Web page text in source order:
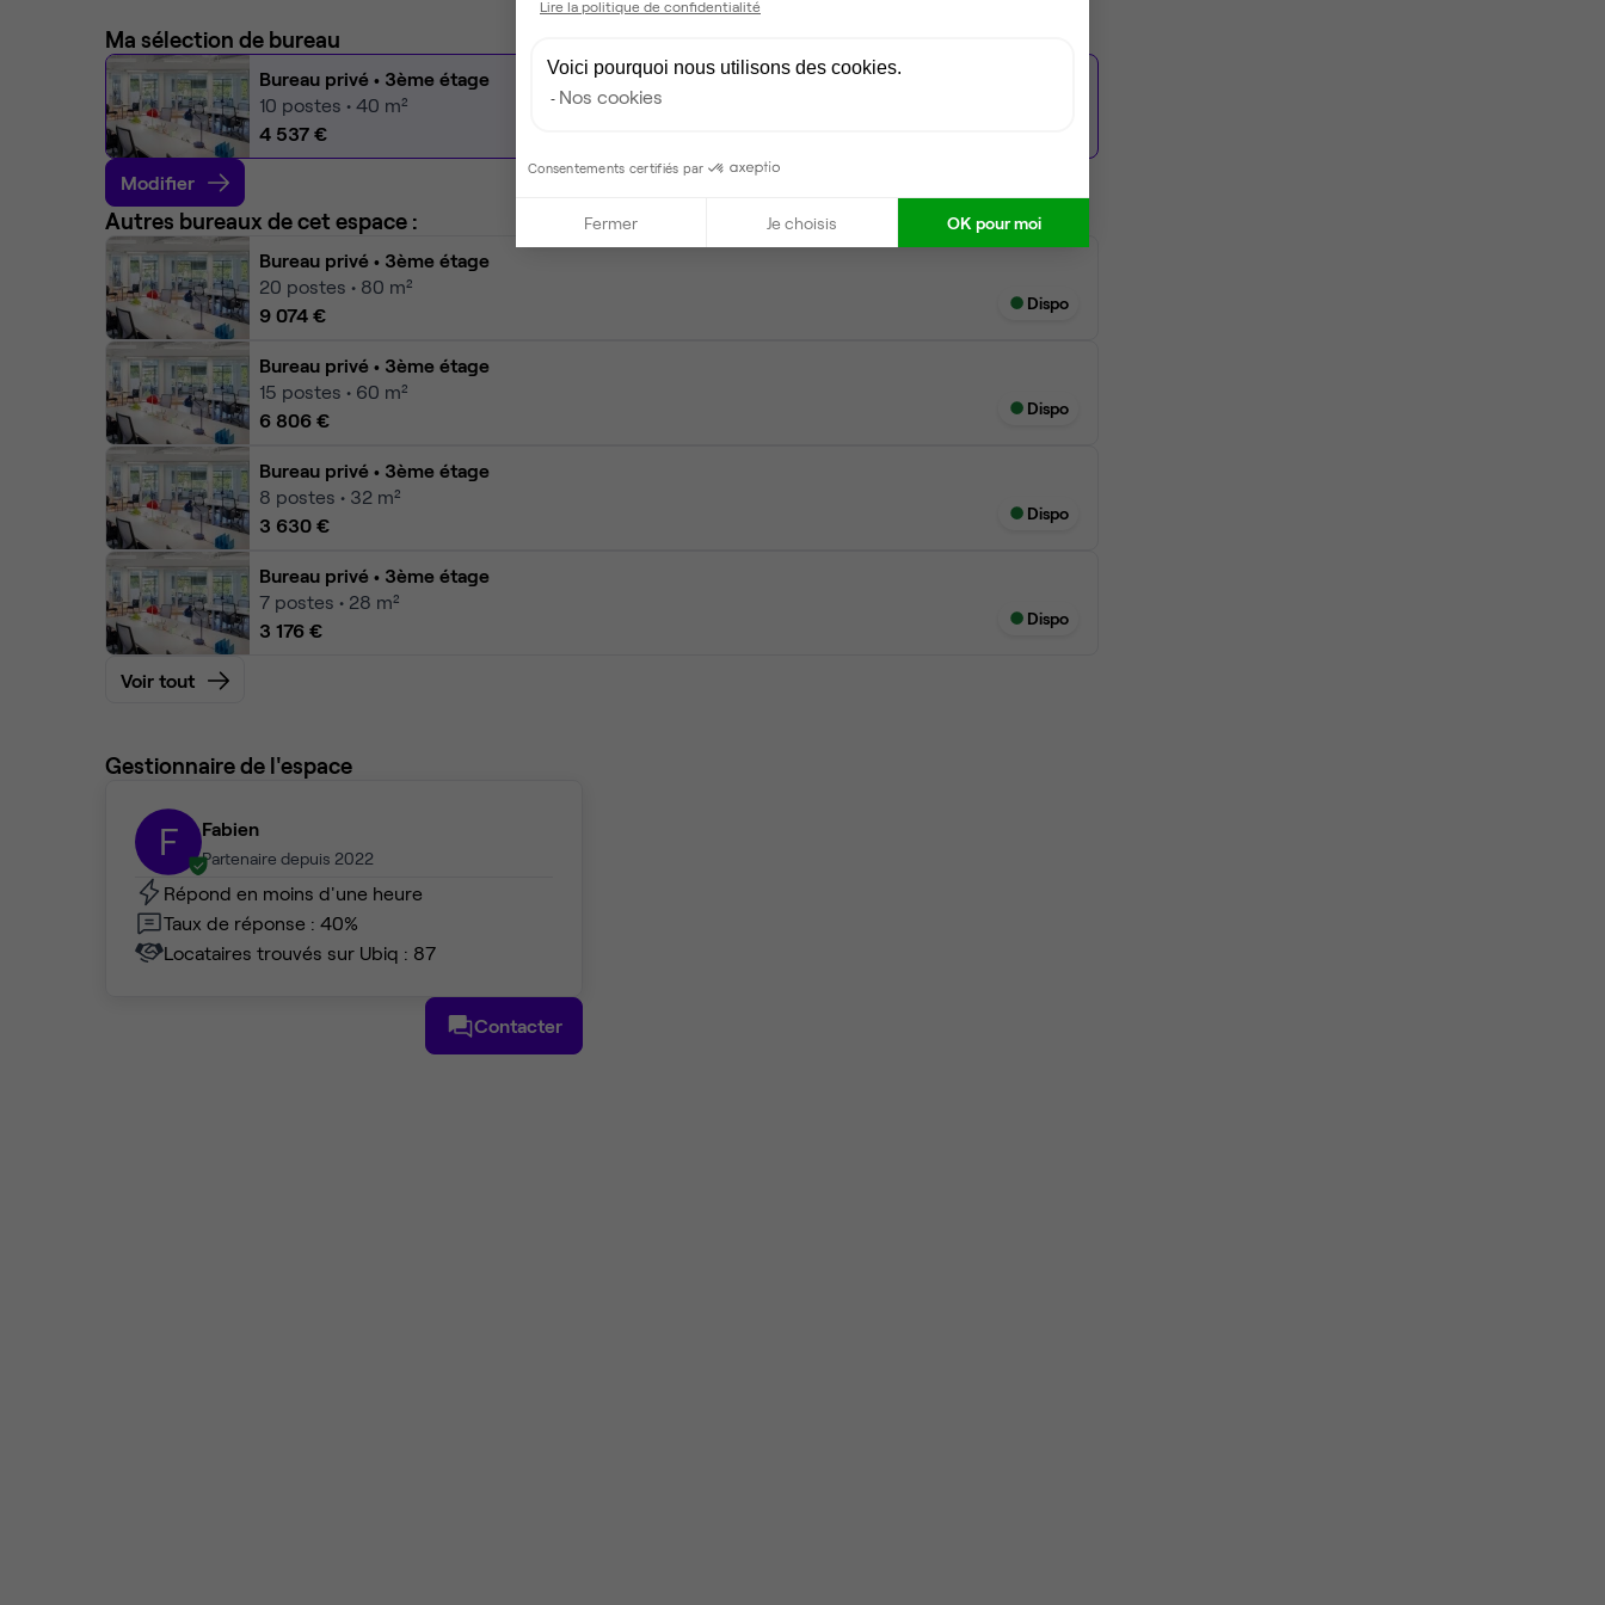
Ma sélection de bureau
Bureau privé • 3ème étage
10 postes • 40 m²
4 537 €
Modifier
Autres bureaux de cet espace :
Bureau privé • 3ème étage
20 postes • 80 m²
9 074 €
Dispo
Bureau privé • 3ème étage
15 postes • 60 m²
6 806 €
Dispo
Bureau privé • 3ème étage
8 postes • 32 m²
3 630 €
Dispo
Bureau privé • 3ème étage
7 postes • 28 m²
3 176 €
Dispo
Voir tout
Gestionnaire de l'espace
F Fabien
Partenaire depuis 2022
Répond en moins d'une heure
Taux de réponse : 40%
Locataires trouvés sur Ubiq : 87
Contacter
Lire la politique de confidentialité
Voici pourquoi nous utilisons des cookies.
Nos cookies
Consentements certifiés par
Fermer Je choisis OK pour moi